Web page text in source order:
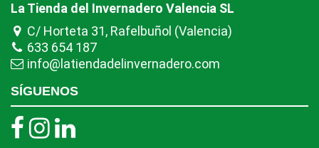
La Tienda del Invernadero Valencia SL
C/ Horteta 31, Rafelbuñol (Valencia)
633 654 187
info@latiendadelinvernadero.com
SÍGUENOS